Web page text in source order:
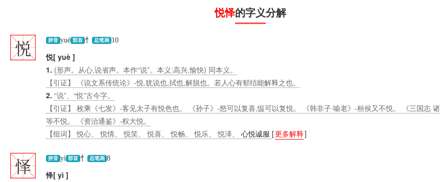
悦怿的字义分解
悦 拼音 yuè 部首 忄 总笔画 10
悦[ yuè ]
1. (形声。从心,说省声。本作“说”。本义:高兴,愉快) 同本义。
【引证】 《说文系传统论》-悦,犹说也,拭也,解脱也。若人心有郁结能解释之也。
2. “说”、“悦”古今字。
【引证】 枚乘《七发》-客见太子有悦色也。 《孙子》-怒可以复喜,愠可以复悦。 《韩非子·喻老》-桓侯又不悦。 《三国志·
等不悦。 《资治通鉴》-权大悦。
【组词】 悦心、 悦情、 悦笑、 悦喜、 悦畅、 悦乐、 悦泽、 心悦诚服 [更多解释]
怿 拼音 yì 部首 忄 总笔画 8
怿[ yì ]